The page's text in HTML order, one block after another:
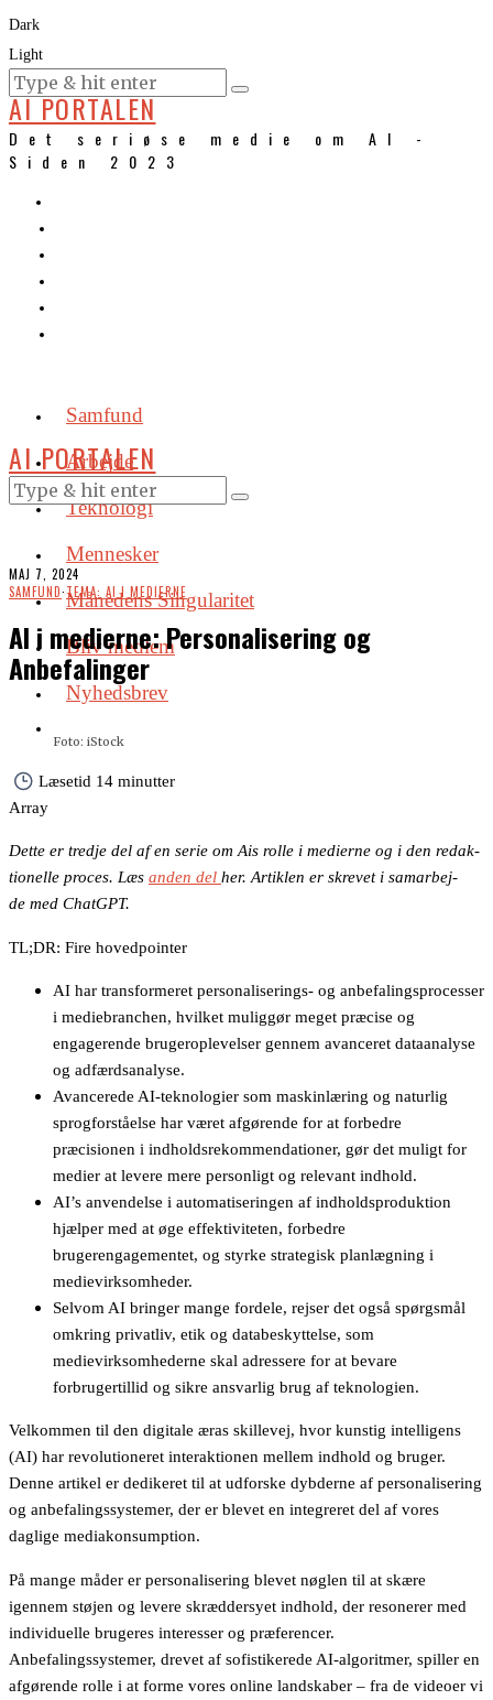
Dark
Light
KURSER
AI PORTALEN
Det seriøse medie om AI -
Siden 2023
Samfund
Arbejde
Teknologi
Mennesker
Månedens Singularitet
Bliv medlem
Nyhedsbrev
AI PORTALEN
MAJ 7, 2024
SAMFUND·TEMA: AI I MEDIERNE
AI i medierne: Personalisering og
Anbefalinger
Foto: iStock
Læsetid 14 minutter
Array
Det­te er tredje del af en se­rie om Ais rol­le i me­di­er­ne og i den re­dak­
tio­nel­le pro­ces. Læs anden del her. Ar­tik­len er skre­vet i sam­ar­bej­
de med Chat­G­PT.
TL;DR: Fire hovedpointer
AI har transformeret personaliserings- og anbefalingsprocesser
i mediebranchen, hvilket muliggør meget præcise og
engagerende brugeroplevelser gennem avanceret dataanalyse
og adfærdsanalyse.
Avancerede AI-teknologier som maskinlæring og naturlig
sprogforståelse har været afgørende for at forbedre
præcisionen i indholdsrekommendationer, gør det muligt for
medier at levere mere personligt og relevant indhold.
AI’s anvendelse i automatiseringen af indholdsproduktion
hjælper med at øge effektiviteten, forbedre
brugerengagementet, og styrke strategisk planlægning i
medievirksomheder.
Selvom AI bringer mange fordele, rejser det også spørgsmål
omkring privatliv, etik og databeskyttelse, som
medievirksomhederne skal adressere for at bevare
forbrugertillid og sikre ansvarlig brug af teknologien.
Velkommen til den digitale æras skillevej, hvor kunstig intelligens
(AI) har revolutioneret interaktionen mellem indhold og bruger.
Denne artikel er dedikeret til at udforske dybderne af personalisering
og anbefalingssystemer, der er blevet en integreret del af vores
daglige mediakonsumption.
På mange måder er personalisering blevet nøglen til at skære
igennem støjen og levere skræddersyet indhold, der resonerer med
individuelle brugeres interesser og præferencer.
Anbefalingssystemer, drevet af sofistikerede AI-algoritmer, spiller en
afgørende rolle i at forme vores online landskaber – fra de videoer vi